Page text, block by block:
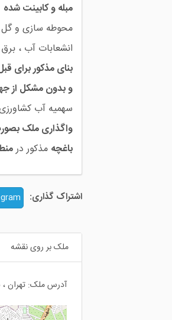
مبله و کابینت شده
محوطه سازی و
انشعابات آب ، برق
بنای مذکور برای قبل از
و بدون مشکل از
سهمیه آب
واگذاری ملک
باغچه مذکور در
اشتراک گذاری:
ملک بر روی نقشه
آدرس ملک: تهران ،